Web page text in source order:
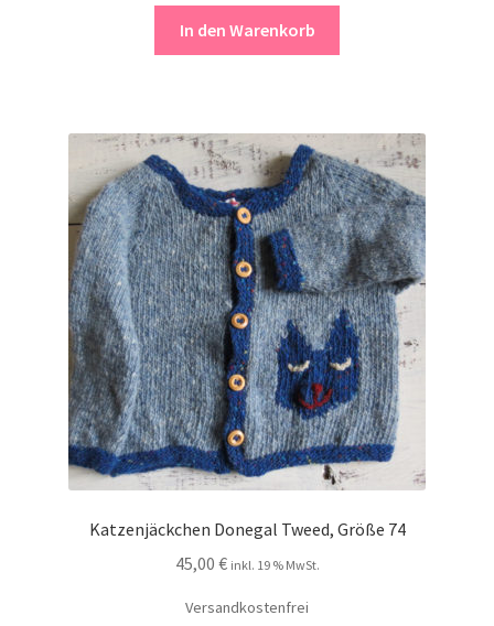
In den Warenkorb
Katzenjäckchen Donegal Tweed, Größe 74
45,00 € inkl. 19 % MwSt.
Versandkostenfrei